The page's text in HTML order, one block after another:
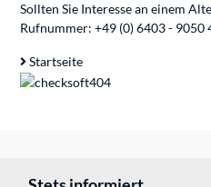
Sollten Sie Interesse an einem
Rufnummer: +49 (0) 6403 - 9050
Startseite